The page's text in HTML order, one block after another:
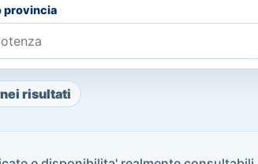
provincia
risultati